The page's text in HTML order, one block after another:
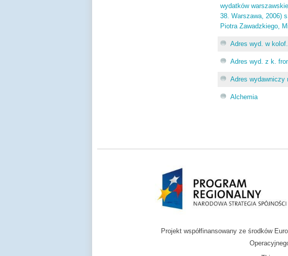
wydatków
38. Warszawa, 2006)
Piotra Zawadzkiego,
Adres wyd. w kolof.
Adres wyd. z k.
Adres wydawniczy
Alchemia
Projekt współfinansowany ze środków